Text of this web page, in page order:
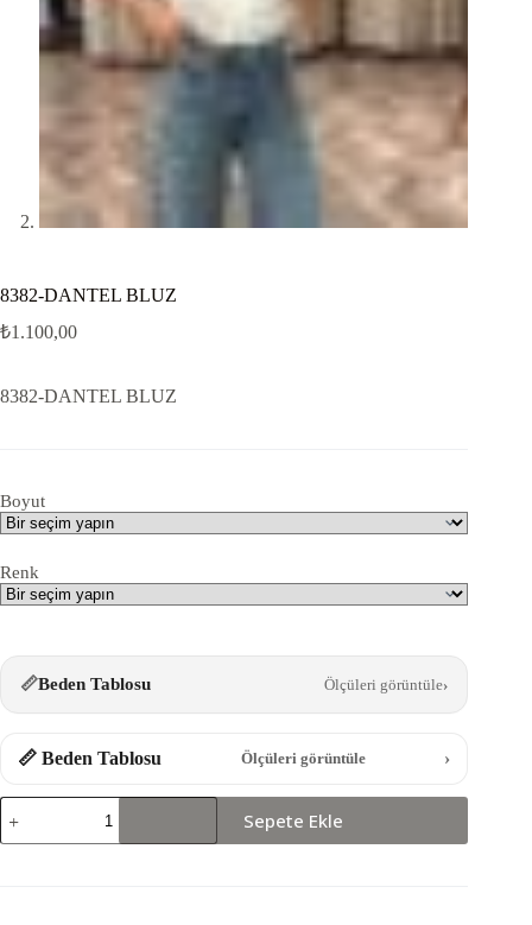
8382-DANTEL BLUZ
₺1.100,00
8382-DANTEL BLUZ
Boyut
Renk
📏Beden Tablosu Ölçüleri görüntüle›
📏 Beden Tablosu Ölçüleri görüntüle ›
8382-
DANTEL
BLUZ
Sepete Ekle